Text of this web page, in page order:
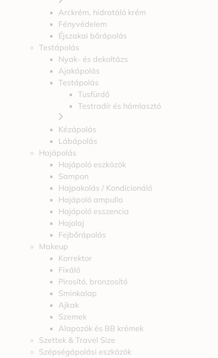
Arckrém, hidratáló krém
Fényvédelem
Éjszakai bőrápolás
Testápolás
Nyak- és dekoltázs
Ajakápolás
Testápolás
Tusfürdő
Testradír és hámlasztó
Kézápolás
Lábápolás
Hajápolás
Hajápoló eszközök
Sampon
Hajpakolás / Kondícionáló
Hajápoló ampulla
Hajápoló esszencia
Hajolaj
Fejbőrápolás
Makeup
Korrektor
Fixáló
Pirosító, bronzosító
Sminkalap
Ajkak
Szemek
Alapozók és BB krémek
Szettek & Travel Size
Szépségápolási eszközök